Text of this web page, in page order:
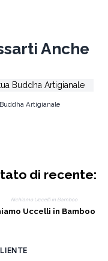
Anche
Artigianale
di recente:
Uccelli in Bamboo